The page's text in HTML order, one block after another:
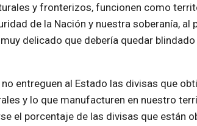
y fronterizos, funcionen como
de la Nación y nuestra soberanía, al
delicado que debería quedar
entreguen al Estado las divisas que
y lo que manufacturen en nuestro
el porcentaje de las divisas que están